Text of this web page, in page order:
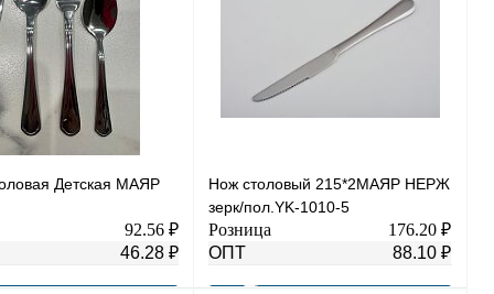
наличии
наличии
Детская МАЯР
92.56 ₽
46.28 ₽
Нож столовый 215*2МАЯР НЕРЖ
зерк/пол.YK-1010-5
Розница
176.20 ₽
ОПТ
88.10 ₽